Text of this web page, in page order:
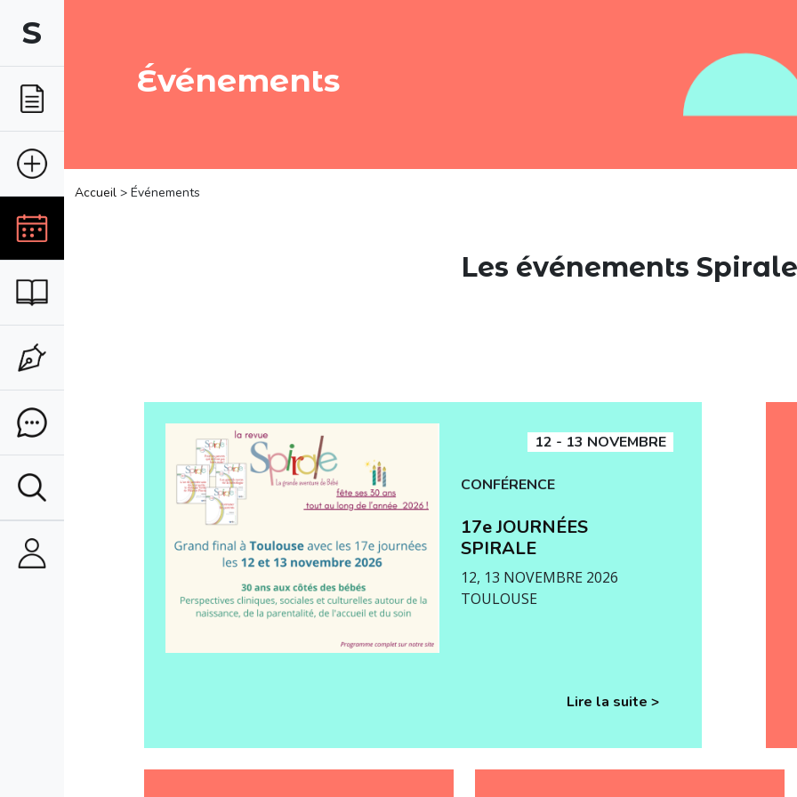
S
Événements
Accueil > Événements
Les événements Spirale
12 - 13 NOVEMBRE
CONFÉRENCE
17e JOURNÉES
SPIRALE
12, 13 NOVEMBRE 2026
TOULOUSE
Lire la suite >